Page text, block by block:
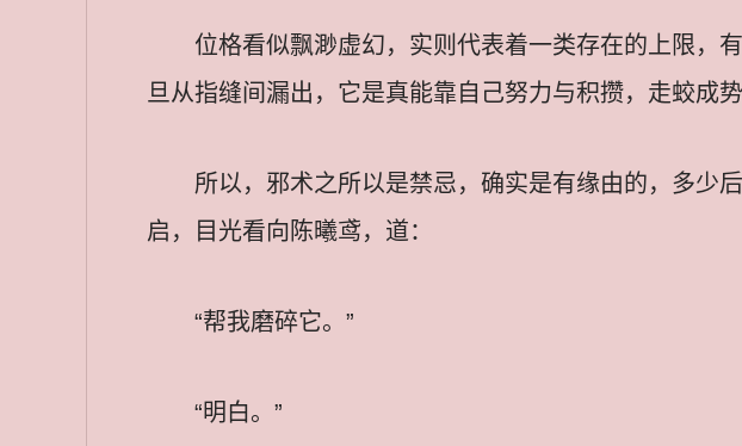
位格看似飘渺虚幻，实则代表着一类存在的上限，
旦从指缝间漏出，它是真能靠自己努力与积攒，走蛟成势
所以，邪术之所以是禁忌，确实是有缘由的，多少
启，目光看向陈曦鸢，道：
“帮我磨碎它。”
“明白。”